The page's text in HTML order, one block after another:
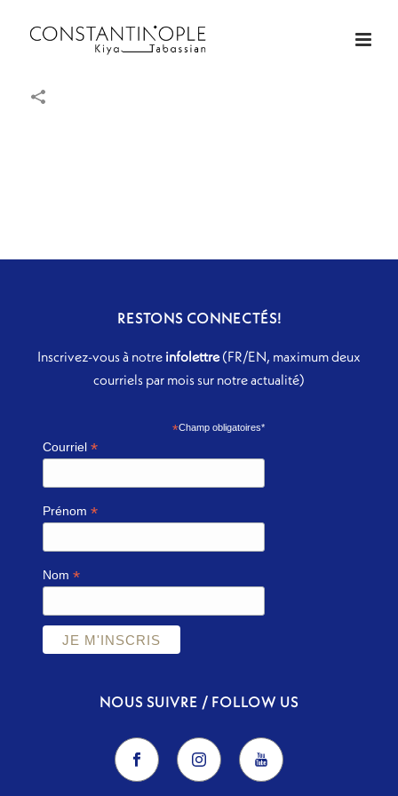
RESTONS CONNECTÉS!
Inscrivez-vous à notre infolettre(FR/EN, maximum deux
courriels par mois sur notre actualité)
*Champ obligatoires*
Courriel*
Prénom*
Nom*
NOUS SUIVRE / FOLLOW US